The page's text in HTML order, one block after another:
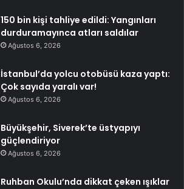
150 bin kişi tahliye edildi: Yangınları
durduramayınca atları saldılar
Ağustos 6, 2026
İstanbul’da yolcu otobüsü kaza yaptı:
Çok sayıda yaralı var!
Ağustos 6, 2026
Büyükşehir, Siverek’te üstyapıyı
güçlendiriyor
Ağustos 6, 2026
Ruhban Okulu’nda dikkat çeken ışıklar